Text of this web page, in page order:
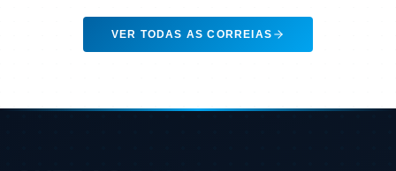
VER TODAS AS CORREIAS